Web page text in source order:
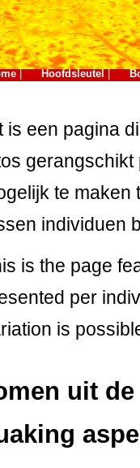
Hoofdsleutel
is een pagina
gerangschikt
te maken
individuen
is the page
per
is
uit